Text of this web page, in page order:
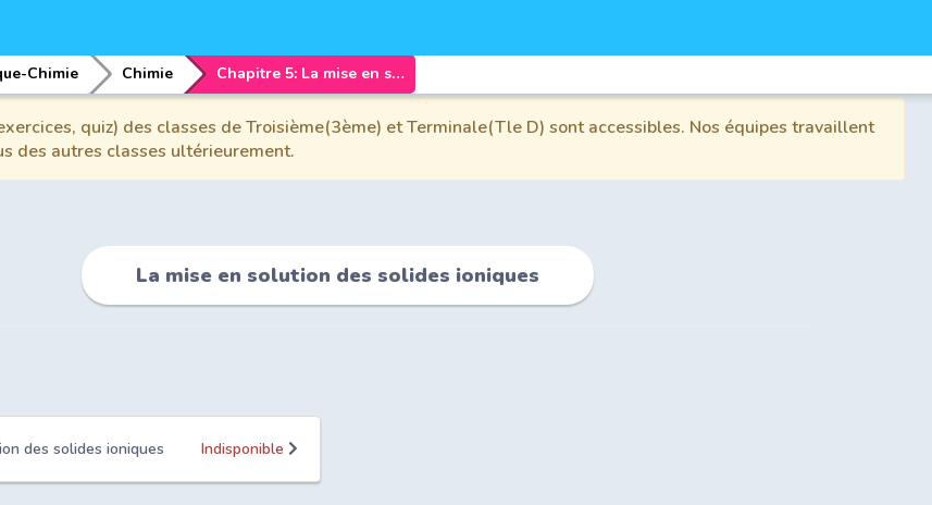
Chimie Chimie Chapitre 5: La mise en solution des solides ioniques
quiz) des classes de Troisième(3ème) et Terminale(Tle D) sont accessibles. Nos équipes travaillent
des autres classes ultérieurement.
La mise en solution des solides ioniques
des solides ioniques Indisponible